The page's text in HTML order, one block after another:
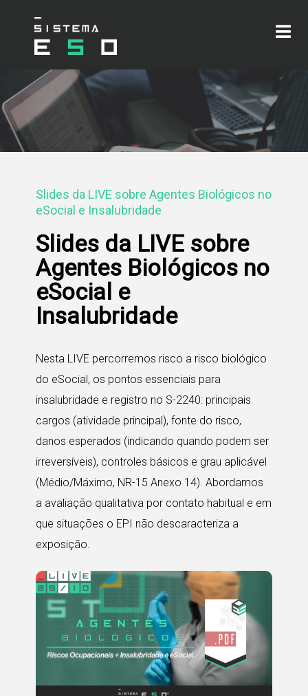
Slides da LIVE sobre Agentes Biológicos no
eSocial e Insalubridade
Slides da LIVE sobre
Agentes Biológicos no
eSocial e
Insalubridade
Nesta LIVE percorremos risco a risco biológico
do eSocial, os pontos essenciais para
insalubridade e registro no S-2240: principais
cargos (atividade principal), fonte do risco,
danos esperados (indicando quando podem ser
irreversíveis), controles básicos e grau aplicável
(Médio/Máximo, NR-15 Anexo 14). Abordamos
a avaliação qualitativa por contato habitual e em
que situações o EPI não descaracteriza a
exposição.